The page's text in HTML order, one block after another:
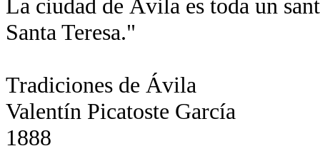
La ciudad de Ávila es toda un
Santa Teresa."
Tradiciones de Ávila
Valentín Picatoste García
1888